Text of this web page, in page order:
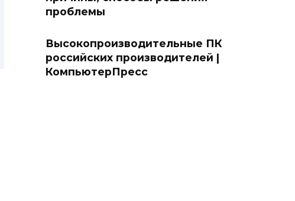
проблемы
Высокопроизводительные ПК
российских производителей |
КомпьютерПресс